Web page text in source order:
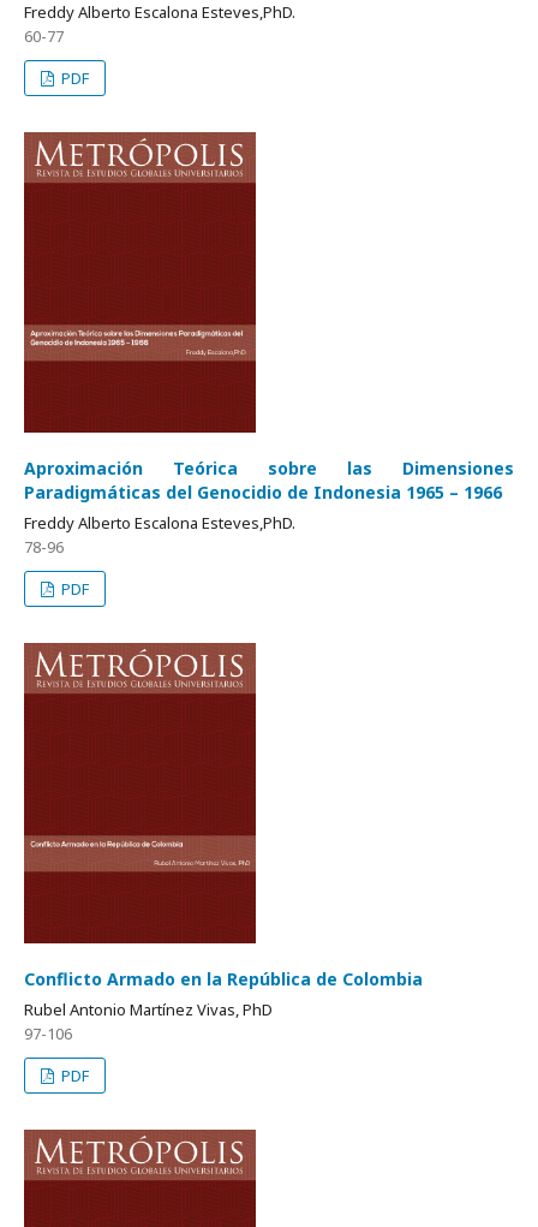
Freddy Alberto Escalona Esteves,PhD.
60-77
PDF
Aproximación Teórica sobre las Dimensiones
Paradigmáticas del Genocidio de Indonesia 1965 – 1966
Freddy Alberto Escalona Esteves,PhD.
78-96
PDF
Conflicto Armado en la República de Colombia
Rubel Antonio Martínez Vivas, PhD
97-106
PDF